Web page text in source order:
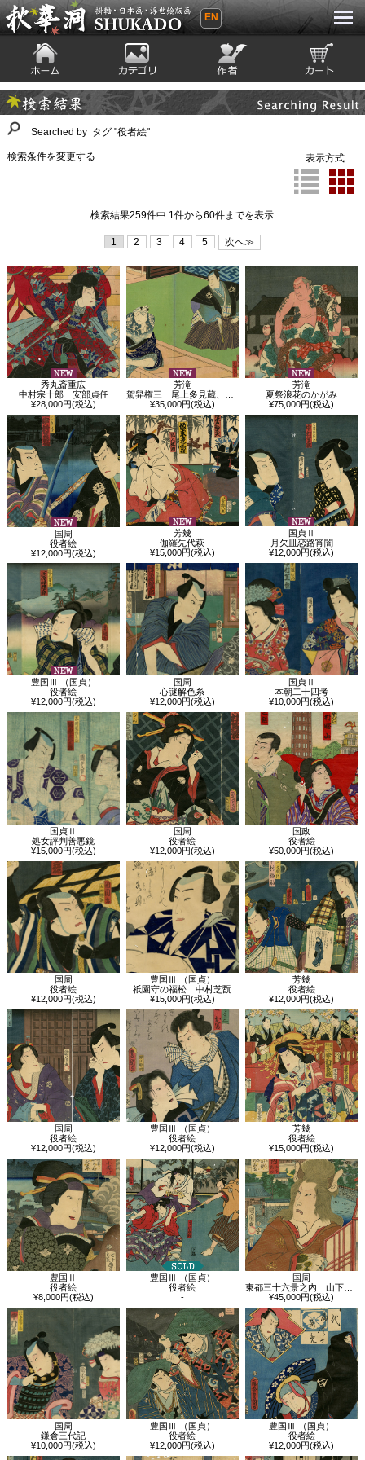
秋華洞 SHUKADO 掛軸・日本画・浮世
EN
ホーム カテゴリ 絵師 カート
検索結果
Searched by タグ "役者絵"
検索条件を変更する 表示方式
検索結果259件中 1件から60件までを表示
1 2 3 4 5 次へ≫
秀丸斎重広
中村宗十郎 安部貞任
¥28,000円(税込)
芳滝
駕舁権三 尾上多見蔵、大岡越前守 中村翫雀
¥35,000円(税込)
芳滝
夏祭浪花のかがみ
¥75,000円(税込)
国周
役者絵
¥12,000円(税込)
芳幾
伽羅先代萩
¥15,000円(税込)
国貞Ⅱ
月欠皿恋路宵闇
¥12,000円(税込)
豊国Ⅲ （国貞）
役者絵
¥12,000円(税込)
国周
心謎解色糸
¥12,000円(税込)
国貞Ⅱ
本朝二十四考
¥10,000円(税込)
国貞Ⅱ
処女評判善悪鏡
¥15,000円(税込)
国周
役者絵
¥12,000円(税込)
国政
役者絵
¥50,000円(税込)
国周
役者絵
¥12,000円(税込)
豊国Ⅲ （国貞）
祇園守の福松 中村芝翫
¥15,000円(税込)
芳幾
役者絵
¥12,000円(税込)
国周
役者絵
¥12,000円(税込)
豊国Ⅲ （国貞）
役者絵
¥12,000円(税込)
芳幾
役者絵
¥15,000円(税込)
豊国Ⅱ
役者絵
¥8,000円(税込)
豊国Ⅲ （国貞）
役者絵
-
国周
東都三十六景之内 山下御門 古猫の怪 坂東彦三郎
¥45,000円(税込)
国周
鎌倉三代記
¥10,000円(税込)
豊国Ⅲ （国貞）
役者絵
¥12,000円(税込)
豊国Ⅲ （国貞）
役者絵
¥12,000円(税込)